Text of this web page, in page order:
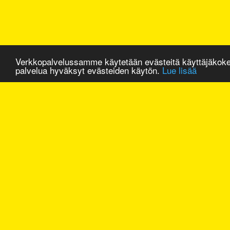
Verkkopalvelussamme käytetään evästeitä
palvelua hyväksyt evästeiden käytön. Lue lisää